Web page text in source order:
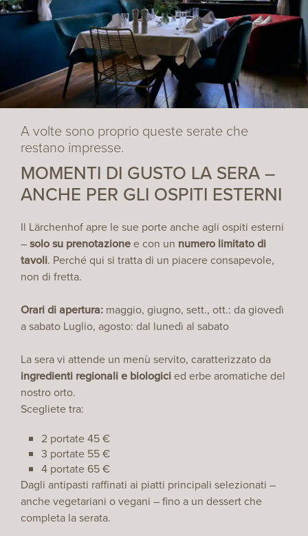
A volte sono proprio queste serate che
restano impresse.
MOMENTI DI GUSTO LA SERA –
ANCHE PER GLI OSPITI ESTERNI
Il Lärchenhof apre le sue porte anche agli ospiti esterni
–solo su prenotazionee con un numero limitato di
tavoli. Perché qui si tratta di un piacere consapevole,
non di fretta.
Orari di apertura: maggio, giugno, sett., ott.: da giovedì
a sabato Luglio, agosto: dal lunedì al sabato
La sera vi attende un menù servito, caratterizzato da
ingredienti regionali e biologicied erbe aromatiche del
nostro orto.
Scegliete tra:
2 portate 45 €
3 portate 55 €
4 portate 65 €
Dagli antipasti raffinati ai piatti principali selezionati –
anche vegetariani o vegani – fino a un dessert che
completa la serata.